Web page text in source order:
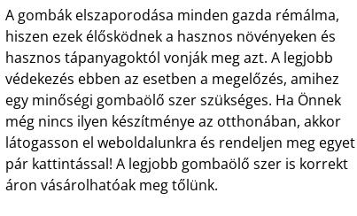
A gombák elszaporodása minden gazda rémálma,
hiszen ezek élősködnek a hasznos növényeken és
hasznos tápanyagoktól vonják meg azt. A legjobb
védekezés ebben az esetben a megelőzés, amihez
egy minőségi gombaölő szer szükséges. Ha Önnek
még nincs ilyen készítménye az otthonában, akkor
látogasson el weboldalunkra és rendeljen meg egyet
pár kattintással! A legjobb gombaölő szer is korrekt
áron vásárolhatóak meg tőlünk.